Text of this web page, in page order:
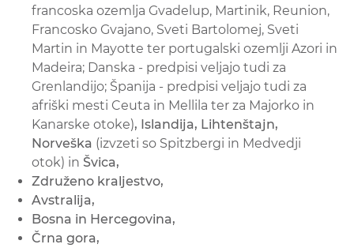
francoska ozemlja Gvadelup, Martinik, Reunion,
Francosko Gvajano, Sveti Bartolomej, Sveti
Martin in Mayotte ter portugalski ozemlji Azori in
Madeira; Danska - predpisi veljajo tudi za
Grenlandijo; Španija - predpisi veljajo tudi za
afriški mesti Ceuta in Mellila ter za Majorko in
Kanarske otoke), Islandija, Lihtenštajn,
Norveška (izvzeti so Spitzbergi in Medvedji
otok) in Švica,
Združeno kraljestvo,
Avstralija,
Bosna in Hercegovina,
Črna gora,